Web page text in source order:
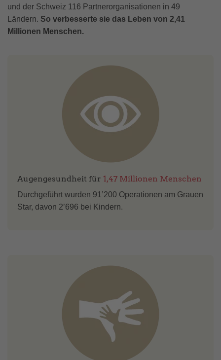
und der Schweiz 116 Partnerorganisationen in 49
Ländern. So verbesserte sie das Leben von 2,41
Millionen Menschen.
Augengesundheit für 1,47 Millionen Menschen
Durchgeführt wurden 91’200 Operationen am Grauen
Star, davon 2’696 bei Kindern.